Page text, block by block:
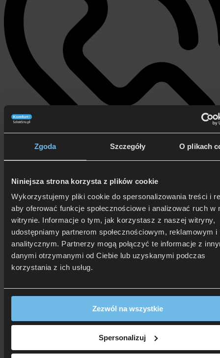
Zgoda Szczegóły O plikach
Niniejsza strona korzysta z plików cookie
Wykorzystujemy pliki cookie do spersonalizowania treści i
aby oferować funkcje społecznościowe i analizować ruch w
witrynie. Informacje o tym, jak korzystasz z naszej witryny,
udostępniamy partnerom społecznościowym, reklamowym i
analitycznym. Partnerzy mogą połączyć te informacje z
danymi otrzymanymi od Ciebie lub uzyskanymi podczas
korzystania z ich usług.
Zezwól na wszystkie
Spersonalizuj
Zadzwoń i dowiedz się, jak dostać rabat!